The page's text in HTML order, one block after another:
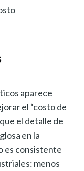
aparece
el “costo de
el detalle de
en la
es consistente
menos